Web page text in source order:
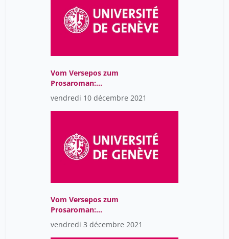
Vom Versepos zum
Prosaroman:
Spätmittelalterliche
deutsche Epik (CR)
vendredi 10 décembre 2021
Vom Versepos zum
Prosaroman:
Spätmittelalterliche
deutsche Epik (CR)
vendredi 3 décembre 2021